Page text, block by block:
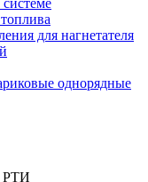
для нагнетателя
однорядные
РТИ